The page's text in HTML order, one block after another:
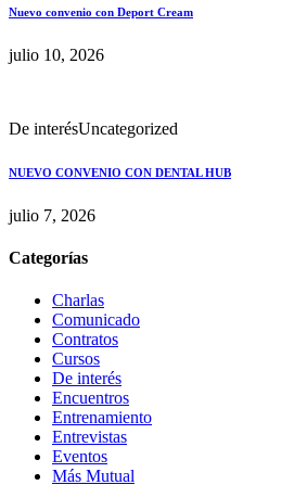
Nuevo convenio con Deport Cream
julio 10, 2026
De interésUncategorized
NUEVO CONVENIO CON DENTAL HUB
julio 7, 2026
Categorías
Charlas
Comunicado
Contratos
Cursos
De interés
Encuentros
Entrenamiento
Entrevistas
Eventos
Más Mutual